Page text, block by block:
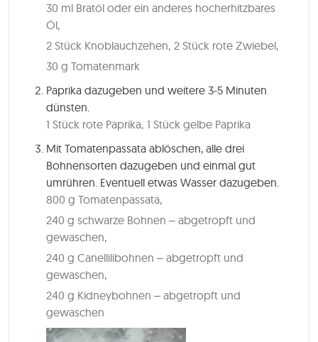
30 ml Bratöl oder ein anderes hocherhitzbares
Öl,
2 Stück Knoblauchzehen, 2 Stück rote Zwiebel,
30 g Tomatenmark
Paprika dazugeben und weitere 3-5 Minuten
dünsten.
1 Stück rote Paprika, 1 Stück gelbe Paprika
Mit Tomatenpassata ablöschen, alle drei
Bohnensorten dazugeben und einmal gut
umrühren. Eventuell etwas Wasser dazugeben.
800 g Tomatenpassata,
240 g schwarze Bohnen – abgetropft und
gewaschen,
240 g Canellilibohnen – abgetropft und
gewaschen,
240 g Kidneybohnen – abgetropft und
gewaschen